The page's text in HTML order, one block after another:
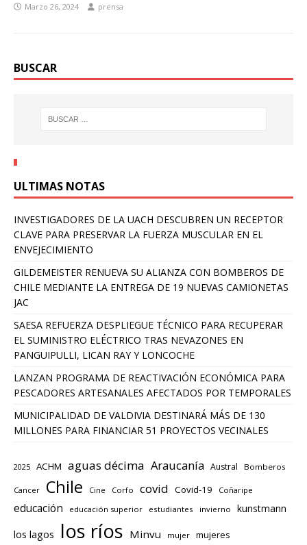
Marzo 26, 2024 prensa
BUSCAR
ULTIMAS NOTAS
INVESTIGADORES DE LA UACH DESCUBREN UN RECEPTOR
CLAVE PARA PRESERVAR LA FUERZA MUSCULAR EN EL
ENVEJECIMIENTO
GILDEMEISTER RENUEVA SU ALIANZA CON BOMBEROS DE
CHILE MEDIANTE LA ENTREGA DE 19 NUEVAS CAMIONETAS
JAC
SAESA REFUERZA DESPLIEGUE TÉCNICO PARA RECUPERAR
EL SUMINISTRO ELÉCTRICO TRAS NEVAZONES EN
PANGUIPULLI, LICAN RAY Y LONCOCHE
LANZAN PROGRAMA DE REACTIVACIÓN ECONÓMICA PARA
PESCADORES ARTESANALES AFECTADOS POR TEMPORALES
MUNICIPALIDAD DE VALDIVIA DESTINARÁ MÁS DE 130
MILLONES PARA FINANCIAR 51 PROYECTOS VECINALES
2025 ACHM aguas décima Araucanía Austral Bomberos
Cancer Chile Cine Corfo covid Covid-19 Coñaripe
educación educación superior estudiantes invierno kunstmann
los lagos los ríos Minvu mujer mujeres